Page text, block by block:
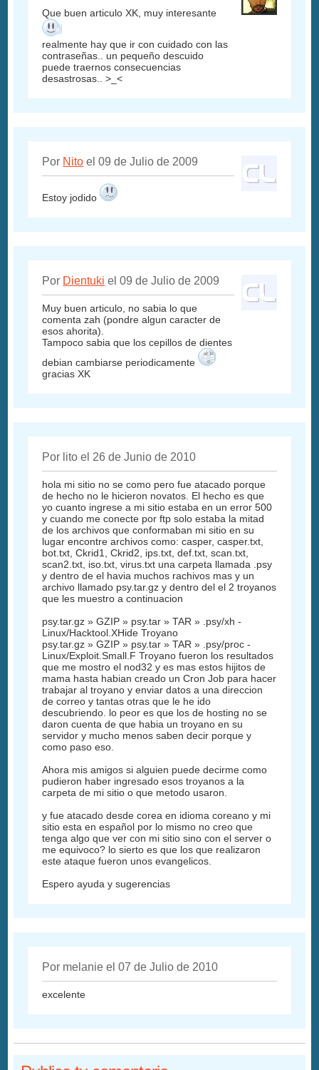
Que buen articulo XK, muy interesante
realmente hay que ir con cuidado con las
contraseñas.. un pequeño descuido
puede traernos consecuencias
desastrosas.. >_<
Por Nito el 09 de Julio de 2009
Estoy jodido
Por Dientuki el 09 de Julio de 2009
Muy buen articulo, no sabia lo que
comenta zah (pondre algun caracter de
esos ahorita).
Tampoco sabia que los cepillos de dientes
debian cambiarse periodicamente
gracias XK
Por lito el 26 de Junio de 2010
hola mi sitio no se como pero fue atacado porque
de hecho no le hicieron novatos. El hecho es que
yo cuanto ingrese a mi sitio estaba en un error 500
y cuando me conecte por ftp solo estaba la mitad
de los archivos que conformaban mi sitio en su
lugar encontre archivos como: casper, casper.txt,
bot.txt, Ckrid1, Ckrid2, ips.txt, def.txt, scan.txt,
scan2.txt, iso.txt, virus.txt una carpeta llamada .psy
y dentro de el havia muchos rachivos mas y un
archivo llamado psy.tar.gz y dentro del el 2 troyanos
que les muestro a continuacion
psy.tar.gz » GZIP » psy.tar » TAR » .psy/xh -
Linux/Hacktool.XHide Troyano
psy.tar.gz » GZIP » psy.tar » TAR » .psy/proc -
Linux/Exploit.Small.F Troyano fueron los resultados
que me mostro el nod32 y es mas estos hijitos de
mama hasta habian creado un Cron Job para hacer
trabajar al troyano y enviar datos a una direccion
de correo y tantas otras que le he ido
descubriendo. lo peor es que los de hosting no se
daron cuenta de que habia un troyano en su
servidor y mucho menos saben decir porque y
como paso eso.
Ahora mis amigos si alguien puede decirme como
pudieron haber ingresado esos troyanos a la
carpeta de mi sitio o que metodo usaron.
y fue atacado desde corea en idioma coreano y mi
sitio esta en español por lo mismo no creo que
tenga algo que ver con mi sitio sino con el server o
me equivoco? lo sierto es que los que realizaron
este ataque fueron unos evangelicos.
Espero ayuda y sugerencias
Por melanie el 07 de Julio de 2010
excelente